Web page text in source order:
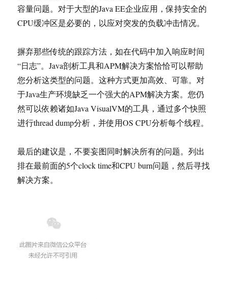
容量问题。对于大型的Java EE企业应用，保持安全的
CPU缓冲区是必要的，以应对突发的负载冲击情况。
摒弃那些传统的跟踪方法，如在代码中加入响应时间
“日志”。Java剖析工具和APM解决方案恰恰可以帮助
您分析这类型的问题。这种方式更加高效、可靠。对
于Java生产环境缺乏一个强大的APM解决方案。您仍
然可以依赖诸如Java VisualVM的工具，通过多个快照
进行thread dump分析，并使用OS CPU分析每个线程。
最后的建议是，不要妄图同时解决所有的问题。列出
排在最前面的5个clock time和CPU burn问题，然后寻找
解决方案。